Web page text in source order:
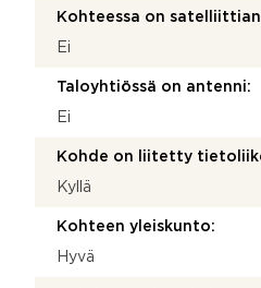
Kohteessa on
Ei
Taloyhtiössä on antenni:
Ei
Kohde on liitetty
Kyllä
Kohteen yleiskunto:
Hyvä